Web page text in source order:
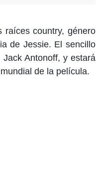
raíces country, género
de Jessie. El sencillo
Antonoff, y estará
de la película.